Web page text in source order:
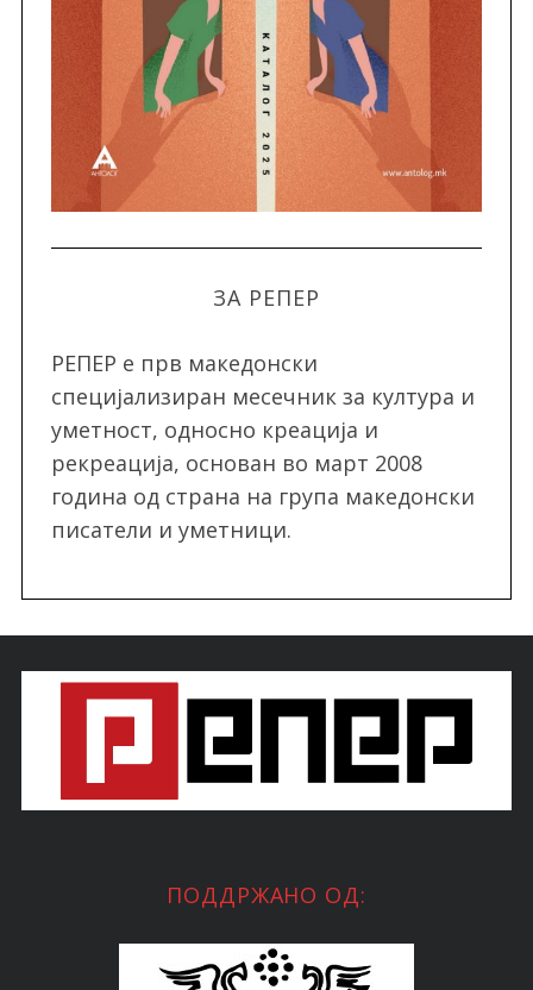
ЗА РЕПЕР
РЕПЕР e прв македонски
специјализиран месечник за култура и
уметност, односно креација и
рекреација, oснован во март 2008
година од страна на група македонски
писатели и уметници.
ПОДДРЖАНО ОД: